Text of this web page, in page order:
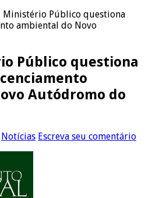
Ministério Público questiona
ambiental do Novo
Público questiona
Autódromo do
Notícias Escreva seu comentário